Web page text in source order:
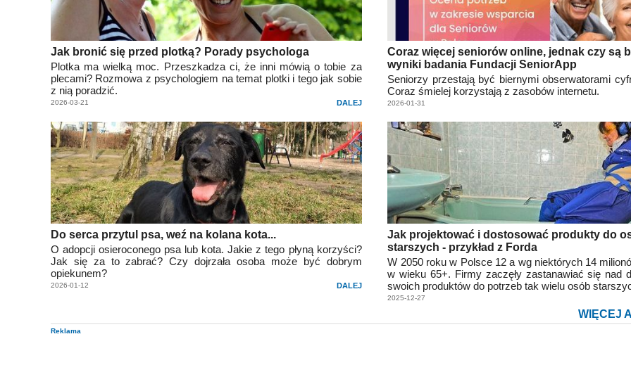
Jak bronić się przed plotką? Porady psychologa
Plotka ma wielką moc. Przeszkadza ci, że inni mówią o tobie za
plecami? Rozmowa z psychologiem na temat plotki i tego jak sobie
z nią poradzić.
2026-03-21 DALEJ
Coraz więcej seniorów online, jednak czy są
wyniki badania Fundacji SeniorApp
Seniorzy przestają być biernymi obserwatorami
Coraz śmielej korzystają z zasobów internetu.
2026-01-31
Do serca przytul psa, weź na kolana kota...
O adopcji osieroconego psa lub kota. Jakie z tego płyną korzyści?
Jak się za to zabrać? Czy dojrzała osoba może być dobrym
opiekunem?
2026-01-12 DALEJ
Jak projektować i dostosować produkty do
starszych - przykład z Forda
W 2050 roku w Polsce 12 a wg niektórych 14
w wieku 65+. Firmy zaczęły zastanawiać się nad
swoich produktów do potrzeb tak wielu osób
2025-12-27
WIĘCEJ
Reklama